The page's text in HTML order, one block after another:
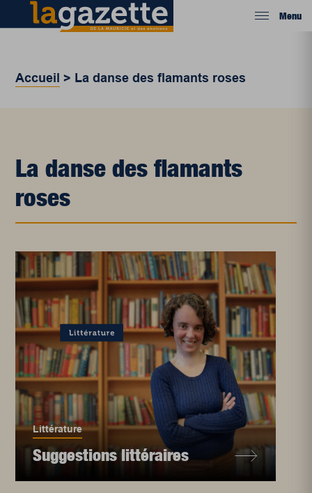
Menu
Accueil > La danse des flamants roses
La danse des flamants
roses
Littérature
Suggestions littéraires